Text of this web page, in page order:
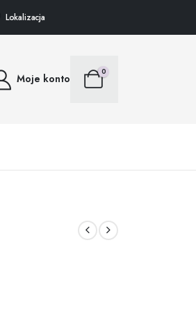
• ZAKUPY POWYŻEJ 75 ZŁ
Lokalizacja
Moje konto
0